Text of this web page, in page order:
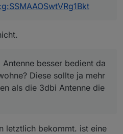
besser bedient da
Diese sollte ja mehr
als die 3dbi Antenne die
letztlich bekommt. ist eine